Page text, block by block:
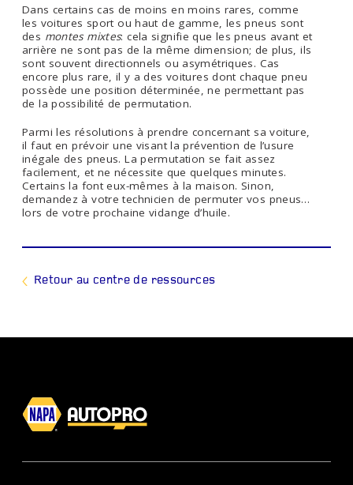
Dans certains cas de moins en moins rares, comme
les voitures sport ou haut de gamme, les pneus sont
des montes mixtes: cela signifie que les pneus avant et
arrière ne sont pas de la même dimension; de plus, ils
sont souvent directionnels ou asymétriques. Cas
encore plus rare, il y a des voitures dont chaque pneu
possède une position déterminée, ne permettant pas
de la possibilité de permutation.
Parmi les résolutions à prendre concernant sa voiture,
il faut en prévoir une visant la prévention de l’usure
inégale des pneus. La permutation se fait assez
facilement, et ne nécessite que quelques minutes.
Certains la font eux-mêmes à la maison. Sinon,
demandez à votre technicien de permuter vos pneus…
lors de votre prochaine vidange d’huile.
Retour au centre de ressources